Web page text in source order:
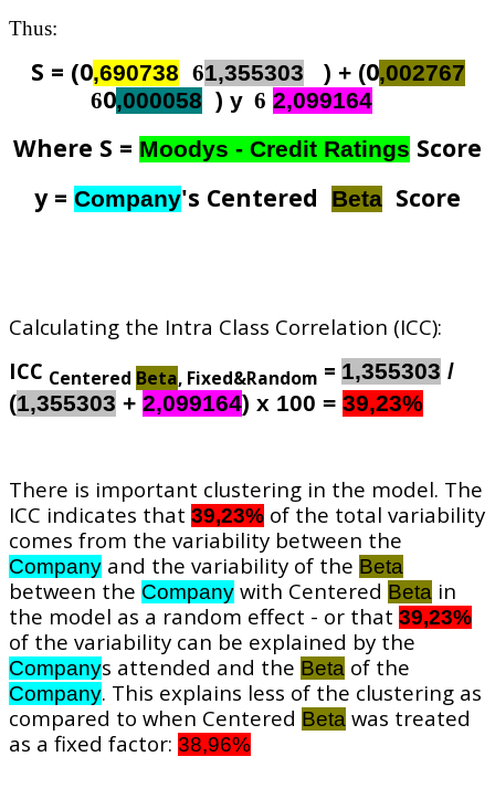
Thus:
S = (0,690738 61,355303 ) + (0,002767
60,000058 ) y6 2,099164
Where S = Moodys - Credit Ratings Score
y = Company's Centered Beta Score
Calculating the Intra Class Correlation (ICC):
ICC Centered Beta, Fixed&Random = 1,355303 /
(1,355303 + 2,099164) x 100 = 39,23%
There is important clustering in the model. The
ICC indicates that 39,23% of the total variability
comes from the variability between the
Company and the variability of the Beta
between the Company with Centered Beta in
the model as a random effect - or that 39,23%
of the variability can be explained by the
Companys attended and the Beta of the
Company. This explains less of the clustering as
compared to when Centered Beta was treated
as a fixed factor: 38,96%